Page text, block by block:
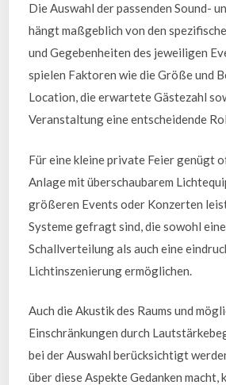
Die Auswahl der passenden Sound-
hängt maßgeblich von den
und Gegebenheiten des jeweiligen
spielen Faktoren wie die Größe und
Location, die erwartete Gästezahl
Veranstaltung eine entscheidende
Für eine kleine private Feier genügt
Anlage mit überschaubarem
größeren Events oder Konzerten
Systeme gefragt sind, die sowohl
Schallverteilung als auch eine
Lichtinszenierung ermöglichen.
Auch die Akustik des Raums und
Einschränkungen durch
bei der Auswahl berücksichtigt
über diese Aspekte Gedanken macht,